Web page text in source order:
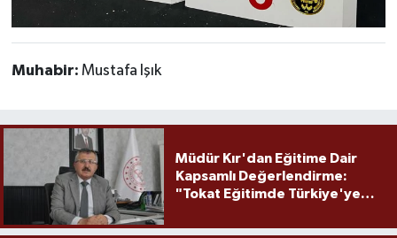
Muhabir: Mustafa Işık
Müdür Kır'dan Eğitime Dair
Kapsamlı Değerlendirme:
"Tokat Eğitimde Türkiye'ye